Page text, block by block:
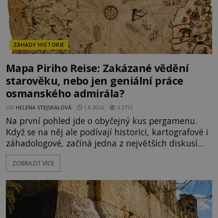
ZÁHADY HISTORIE
Mapa Piriho Reise: Zakázané vědění
starověku, nebo jen geniální práce
osmanského admirála?
OD HELENA STEJSKALOVÁ 1.8.2026 3.3TIS
Na první pohled jde o obyčejný kus pergamenu.
Když se na něj ale podívají historici, kartografové i
záhadologové, začíná jedna z největších diskusí
moderní historie. Osmanský admirál Piri Reis roku
1513 kreslí mapu světa, která překvapuje
ní vidí důkaz ztracené civilizace nebo dokonce
znalost Antarktidy dávno před jejím objevením.
Jiní tvrdí,
ZOBRAZIT VÍCE